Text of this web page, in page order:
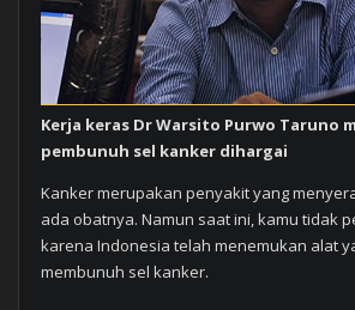
Kerja keras Dr Warsito Purwo Taruno
pembunuh sel kanker dihargai
Kanker merupakan penyakit yang
ada obatnya. Namun saat ini, kamu tidak
karena Indonesia telah menemukan alat
membunuh sel kanker.